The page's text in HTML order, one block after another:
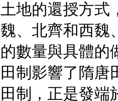
土地的還授方式
魏、北齊和西魏
的數量與具體的
田制影響了隋唐
田制，正是發端